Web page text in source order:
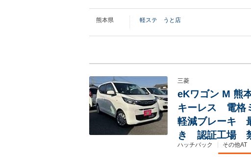
熊本県 軽ステ うと店
三菱
eKワゴン M 熊
キーレス 電
軽減ブレーキ
き 認証工場
ハッチバック その他AT